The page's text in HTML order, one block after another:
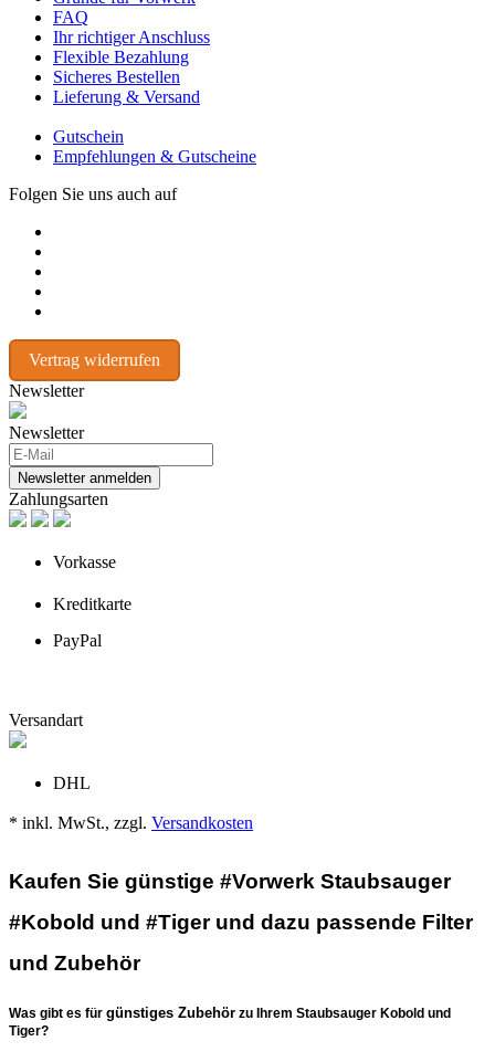
FAQ
Ihr richtiger Anschluss
Flexible Bezahlung
Sicheres Bestellen
Lieferung & Versand
Gutschein
Empfehlungen & Gutscheine
Folgen Sie uns auch auf
Vertrag widerrufen
Newsletter
Newsletter
Newsletter anmelden
Zahlungsarten
Vorkasse
Kreditkarte
PayPal
Versandart
DHL
* inkl. MwSt., zzgl. Versandkosten
Kaufen Sie günstige #Vorwerk Staubsauger
#Kobold und #Tiger und dazu passende Filter
und Zubehör
Was gibt es für günstiges Zubehör zu Ihrem Staubsauger Kobold und
Tiger?